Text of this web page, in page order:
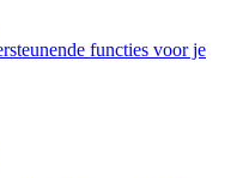
functies voor je